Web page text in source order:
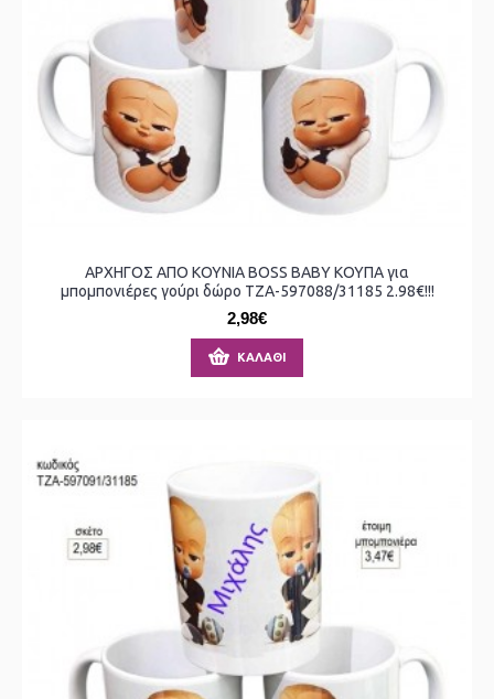
ΑΡΧΗΓΟΣ ΑΠΟ ΚΟΥΝΙΑ BOSS BABY ΚΟΥΠΑ για
μπομπονιέρες γούρι δώρο ΤΖΑ-597088/31185 2.98€!!!
2,98€
ΚΑΛΆΘΙ